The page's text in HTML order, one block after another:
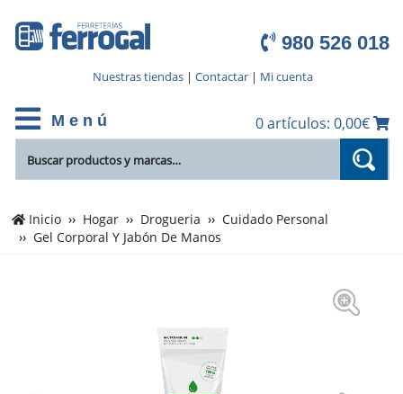
980 526 018
Nuestras tiendas| Contactar| Mi cuenta
M e n ú 0 artículos: 0,00€
Inicio Hogar Drogueria
Cuidado Personal
Gel Corporal Y Jabón De Manos